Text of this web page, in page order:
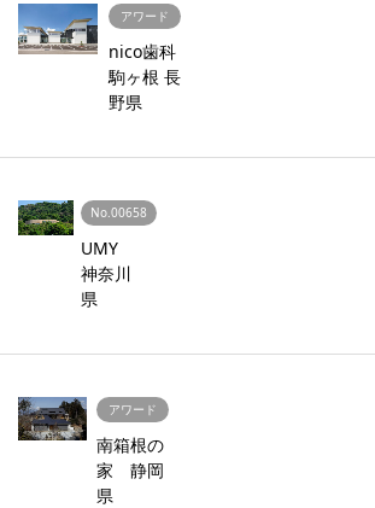
アワード
nico歯科
駒ヶ根 長
野県
No.00658
UMY
神奈川
県
アワード
南箱根の
家 静岡
県